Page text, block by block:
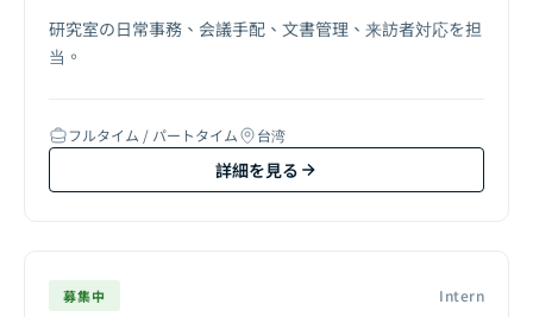
研究室の日常事務、会議手配、文書管理、来訪者対応を担
当。
フルタイム / パートタイム 台湾
詳細を見る
募集中 Intern